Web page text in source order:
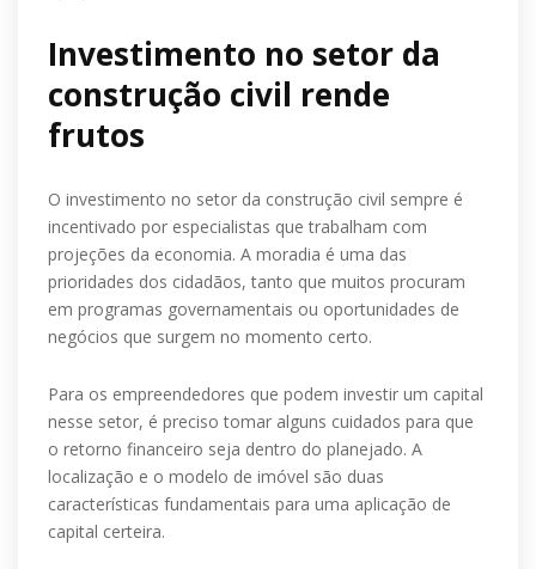
Investimento no setor da
construção civil rende
frutos
O investimento no setor da construção civil sempre é
incentivado por especialistas que trabalham com
projeções da economia. A moradia é uma das
prioridades dos cidadãos, tanto que muitos procuram
em programas governamentais ou oportunidades de
negócios que surgem no momento certo.
Para os empreendedores que podem investir um capital
nesse setor, é preciso tomar alguns cuidados para que
o retorno financeiro seja dentro do planejado. A
localização e o modelo de imóvel são duas
características fundamentais para uma aplicação de
capital certeira.